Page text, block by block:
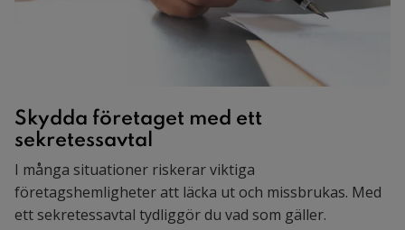
Skydda företaget med ett
sekretessavtal
I många situationer riskerar viktiga
företagshemligheter att läcka ut och missbrukas. Med
ett sekretessavtal tydliggör du vad som gäller.